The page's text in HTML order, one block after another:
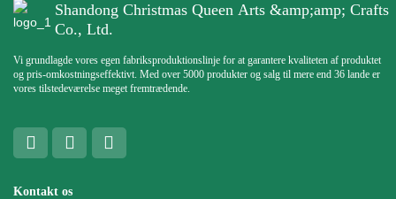
Shandong Christmas Queen Arts &amp;amp; Crafts
Co., Ltd.
Vi grundlagde vores egen fabriksproduktionslinje for at garantere kvaliteten af ​​produktet
og pris-omkostningseffektivt. Med over 5000 produkter og salg til mere end 36 lande er
vores tilstedeværelse meget fremtrædende.
Kontakt os